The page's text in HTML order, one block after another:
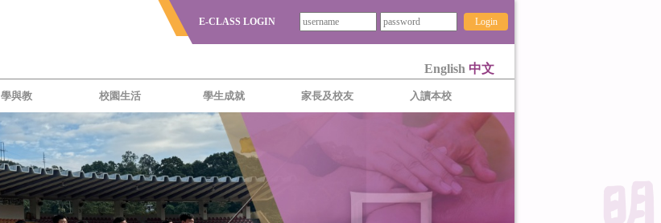
E-CLASS LOGIN Login
English 中文
學與教 校園生活 學生成就 家長及校友 入讀本校